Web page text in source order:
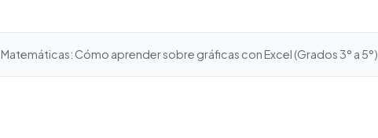
Matemáticas: Cómo aprender sobre gráficas con Excel (Grados 3° a 5°)